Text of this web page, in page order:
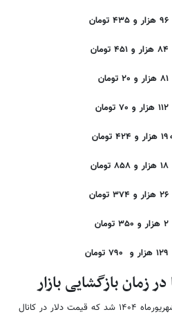
۹۶ هزار و ۴۳۵ تومان
۸۴ هزار و ۴۵۱ تومان
۸۱ هزار و ۲۰ تومان
۱۱۲ هزار و ۷۰ تومان
۱۹ هزار و ۴۲۴ تومان
۱۸ هزار و ۸۵۸ تومان
۲۶ هزار و ۳۷۴ تومان
۲ هزار و ۳۵۰ تومان
۱۲۹ هزار و ۷۹۰ تومان
زمان بازگشایی بازار
در حالی وارد چهارمین روز شهریورماه ۱۴۰۴ شد که قیمت دلار در کانال